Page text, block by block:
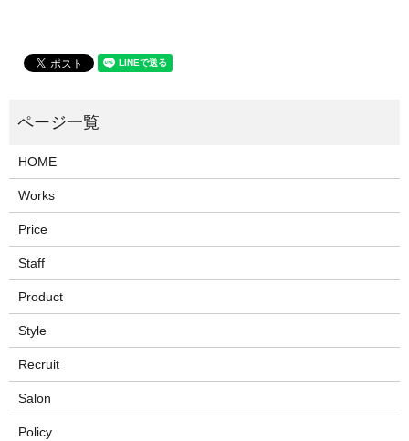
HOME
Works
Price
Staff
Product
Style
Recruit
Salon
Policy